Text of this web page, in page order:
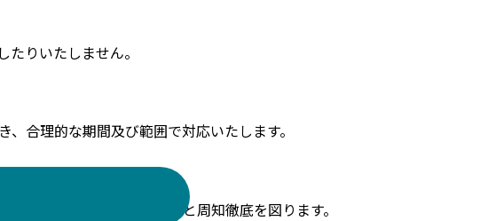
りいたしません。
合理的な期間及び範囲で対応いたします。
び社員に対する意識啓発と周知徹底を図ります。